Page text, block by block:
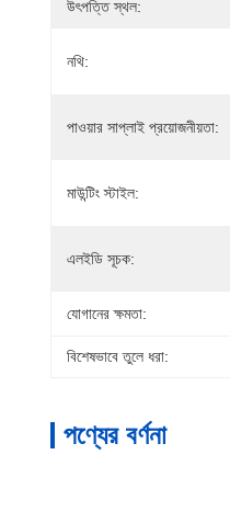
উৎপত্তি স্থল:
নথি:
পাওয়ার সাপ্লাই প্রয়োজনীয়তা:
মাউন্টিং স্টাইল:
এলইডি সূচক:
যোগানের ক্ষমতা:
বিশেষভাবে তুলে ধরা:
পণ্যের বর্ণনা